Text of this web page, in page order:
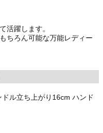
活躍します。
ちろん可能な万能レディー
ル立ち上がり16cm ハンド